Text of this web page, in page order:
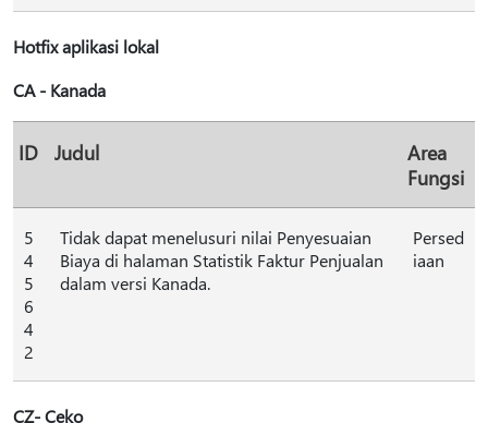
Hotfix aplikasi lokal
CA - Kanada
ID Judul
Area
Fungsi
5
4
5
6
4
2
Tidak dapat menelusuri nilai Penyesuaian
Biaya di halaman Statistik Faktur Penjualan
dalam versi Kanada.
Persed
iaan
CZ- Ceko